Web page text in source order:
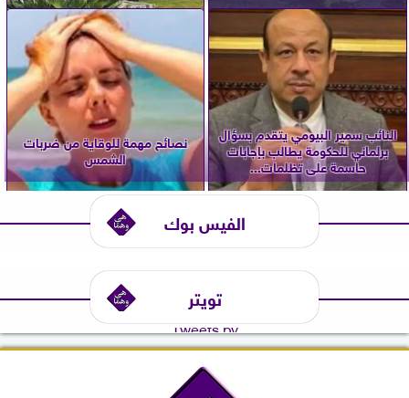
النائب سمير البيومي يتقدم بسؤال
برلماني للحكومة يطالب بإجابات
حاسمة على تظلمات...
نصائح مهمة للوقاية من ضربات
الشمس
الفيس بوك
تويتر
Tweets by